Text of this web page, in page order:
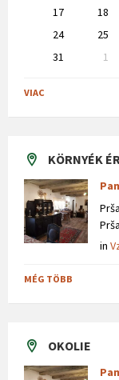
17 18
24
25
31
1
to
calendar
VIAC
KÖRNYÉK
Prša
in
MÉG TÖBB
OKOLIE